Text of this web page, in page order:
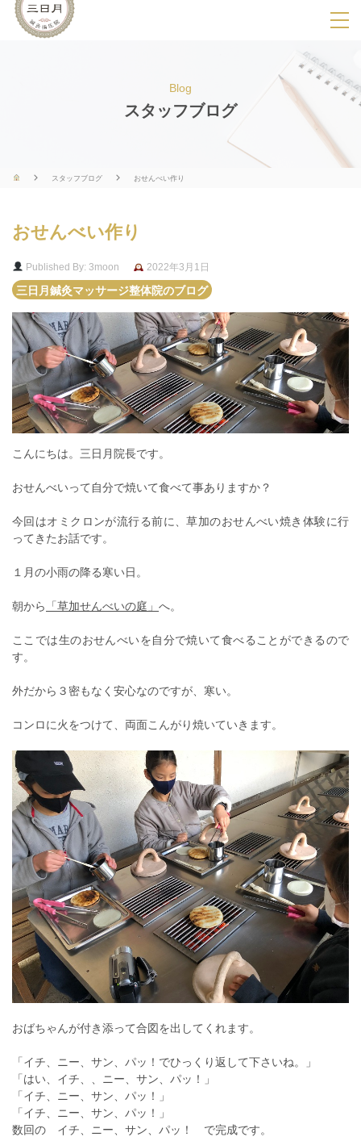
SPメニ
ー
展
用
ボ
Blog
スタッフブログ
スタッフブログ おせんべい作り
おせんべい作り
Published By: 3moon
2022年3月1日
三日月鍼灸マッサージ整体院のブログ
こんにちは。三日月院長です。
おせんべいって自分で焼いて食べて事ありますか？
今回はオミクロンが流行る前に、草加のおせんべい焼き体験に行
ってきたお話です。
１月の小雨の降る寒い日。
朝から 「草加せんべいの庭」 へ。
ここでは生のおせんべいを自分で焼いて食べることができるので
す。
外だから３密もなく安心なのですが、寒い。
コンロに火をつけて、両面こんがり焼いていきます。
おばちゃんが付き添って合図を出してくれます。
「イチ、ニー、サン、パッ！でひっくり返して下さいね。」
「はい、イチ、、ニー、サン、パッ！」
「イチ、ニー、サン、パッ！」
「イチ、ニー、サン、パッ！」
数回の イチ、ニー、サン、パッ！ で完成です。